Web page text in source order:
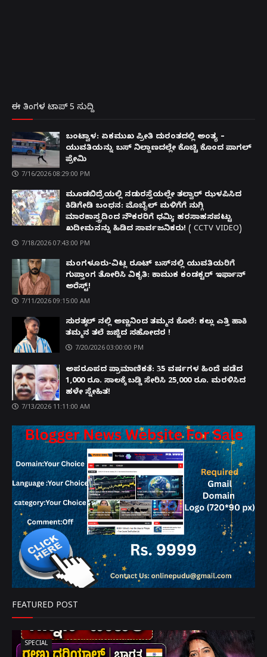
ಈ ತಿಂಗಳ ಟಾಪ್ 5 ಸುದ್ದಿ
ಬಂಟ್ವಾಳ: ಏಕಮುಖ ಪ್ರೀತಿ ದುರಂತದಲ್ಲಿ ಅಂತ್ಯ –
ಯುವತಿಯನ್ನು ಬಸ್ ನಿಲ್ದಾಣದಲ್ಲೇ ಕೊಚ್ಚಿ ಕೊಂದ ಪಾಗಲ್
ಪ್ರೇಮಿ
7/16/2026 08:29:00 PM
ಮೂಡಬಿದ್ರೆಯಲ್ಲಿ ನಡುರಸ್ತೆಯಲ್ಲೇ ತಲ್ವಾರ್ ಝಳಪಿಸಿದ
ಕಿಡಿಗೇಡಿ ಬಂಧನ: ಮೊಬೈಲ್ ಮಳಿಗೆಗೆ ನುಗ್ಗಿ
ಮಾರಕಾಸ್ತ್ರದಿಂದ ನೌಕರರಿಗೆ ಧಮ್ಕಿ; ಹರಸಾಹಸಪಟ್ಟು
ಖದೀಮನನ್ನು ಹಿಡಿದ ಸಾರ್ವಜನಿಕರು! ( CCTV VIDEO)
7/18/2026 07:43:00 PM
ಮಂಗಳೂರು-ವಿಟ್ಲ ರೂಟ್ ಬಸ್‌ನಲ್ಲಿ ಯುವತಿಯರಿಗೆ
ಗುಪ್ತಾಂಗ ತೋರಿಸಿ ವಿಕೃತಿ: ಕಾಮುಕ ಕಂಡಕ್ಟರ್ ಇರ್ಫಾನ್
ಅರೆಸ್ಟ್!
7/11/2026 09:15:00 AM
ಸುರತ್ಕಲ್ ನಲ್ಲಿ ಅಣ್ಣನಿಂದ ತಮ್ಮನ ಕೊಲೆ: ಕಲ್ಲು ಎತ್ತಿ ಹಾಕಿ
ತಮ್ಮನ ತಲೆ ಜಜ್ಜಿದ ಸಹೋದರ !
7/20/2026 03:00:00 PM
ಅಪರೂಪದ ಪ್ರಾಮಾಣಿಕತೆ: 35 ವರ್ಷಗಳ ಹಿಂದೆ ಪಡೆದ
1,000 ರೂ. ಸಾಲಕ್ಕೆ ಬಡ್ಡಿ ಸೇರಿಸಿ 25,000 ರೂ. ಮರಳಿಸಿದ
ಹಳೇ ಸ್ನೇಹಿತ!
7/13/2026 11:11:00 AM
FEATURED POST
SPECIAL